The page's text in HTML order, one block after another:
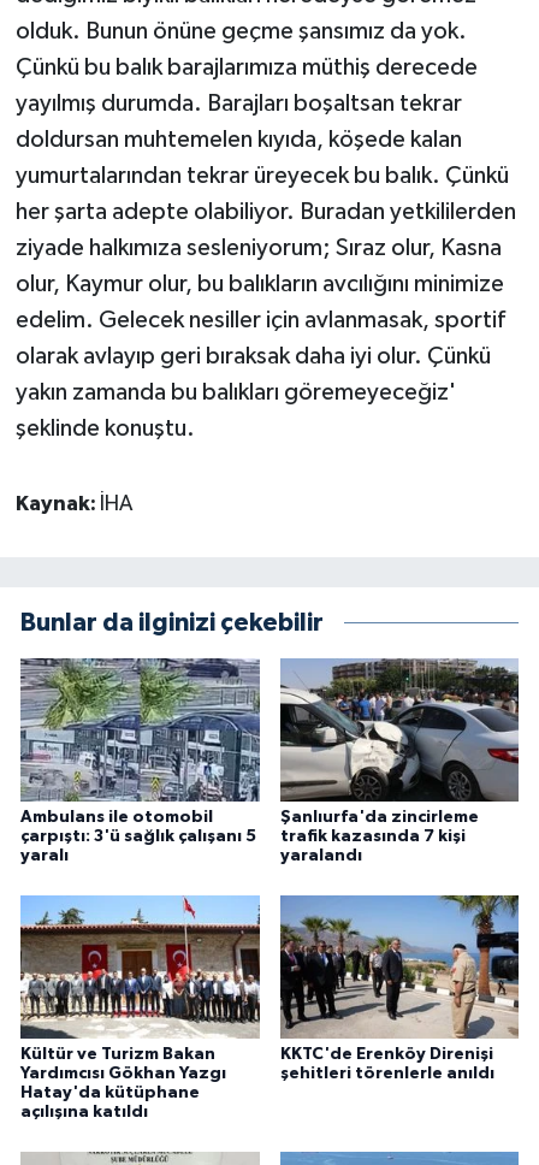
olduk. Bunun önüne geçme şansımız da yok.
Çünkü bu balık barajlarımıza müthiş derecede
yayılmış durumda. Barajları boşaltsan tekrar
doldursan muhtemelen kıyıda, köşede kalan
yumurtalarından tekrar üreyecek bu balık. Çünkü
her şarta adepte olabiliyor. Buradan yetkililerden
ziyade halkımıza sesleniyorum; Sıraz olur, Kasna
olur, Kaymur olur, bu balıkların avcılığını minimize
edelim. Gelecek nesiller için avlanmasak, sportif
olarak avlayıp geri bıraksak daha iyi olur. Çünkü
yakın zamanda bu balıkları göremeyeceğiz'
şeklinde konuştu.
Kaynak: İHA
Bunlar da ilginizi çekebilir
Ambulans ile otomobil
çarpıştı: 3'ü sağlık çalışanı 5
yaralı
Şanlıurfa'da zincirleme
trafik kazasında 7 kişi
yaralandı
Kültür ve Turizm Bakan
Yardımcısı Gökhan Yazgı
Hatay'da kütüphane
açılışına katıldı
KKTC'de Erenköy Direnişi
şehitleri törenlerle anıldı